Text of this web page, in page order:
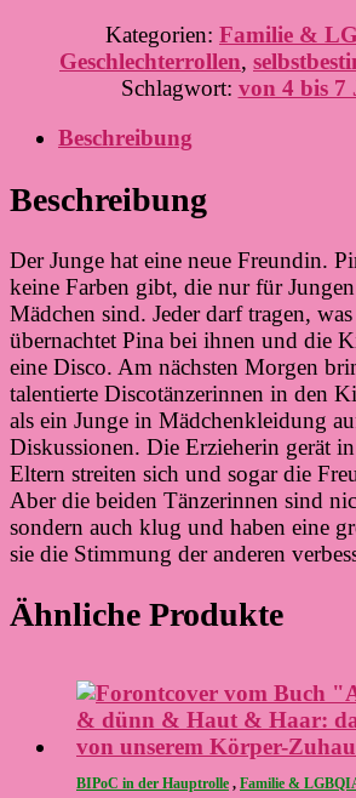
Kategorien: Familie &
Geschlechterrollen,
Schlagwort: von 4 bis 7
Beschreibung
Beschreibung
Der Junge hat eine neue Freundin.
keine Farben gibt, die nur für
Mädchen sind. Jeder darf tragen,
übernachtet Pina bei ihnen und die
eine Disco. Am nächsten Morgen
talentierte Discotänzerinnen in den
als ein Junge in Mädchenkleidung
Diskussionen. Die Erzieherin gerät
Eltern streiten sich und sogar die
Aber die beiden Tänzerinnen sind
sondern auch klug und haben eine
sie die Stimmung der anderen
Ähnliche Produkte
BIPoC in der Hauptrolle , Familie &